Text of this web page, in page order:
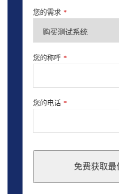
您的需求 *
您的称呼 *
您的电话 *
免费获取最